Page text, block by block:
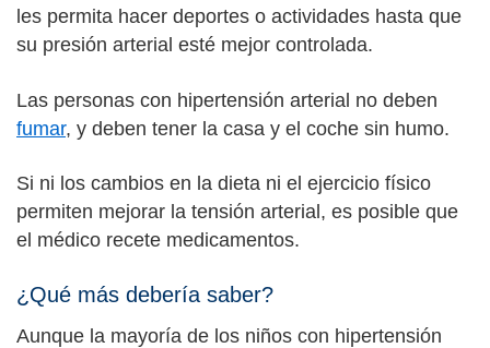
les permita hacer deportes o actividades hasta que
su presión arterial esté mejor controlada.
Las personas con hipertensión arterial no deben
fumar, y deben tener la casa y el coche sin humo.
Si ni los cambios en la dieta ni el ejercicio físico
permiten mejorar la tensión arterial, es posible que
el médico recete medicamentos.
¿Qué más debería saber?
Aunque la mayoría de los niños con hipertensión